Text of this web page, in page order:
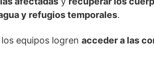
y refugios temporales.
equipos logren acceder a las